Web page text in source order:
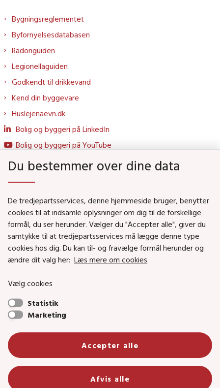
Bygningsreglementet
Byfornyelsesdatabasen
Radonguiden
Legionellaguiden
Godkendt til drikkevand
Kend din byggevare
Huslejenaevn.dk
Bolig og byggeri på LinkedIn
Bolig og byggeri på YouTube
Social- og Boligministeriet
Job i Social- og Boligstyrelsen
Puljer og tilskud
Nyhedsbreve
Social- og Boligstyrelsens nyheder som RSS feed
Social- og Boligstyrelsen • Tlf.: 72 42 37 00 •
sikkermail• EAN-nr.: 5798000354838 • CVR-nr.:
26144698
Primær adresse og reception: Lerchesgade 35, 5, 5000 Odense C •
Bolig- og byggeriområdet: Holmens kanal 22, 1060 København K
Du bestemmer over dine data
De tredjepartsservices, denne hjemmeside bruger, benytter
cookies til at indsamle oplysninger om dig til de forskellige
formål, du ser herunder. Vælger du "Accepter alle", giver du
samtykke til at tredjepartsservices må lægge denne type
cookies hos dig. Du kan til- og fravælge formål herunder og
ændre dit valg her: Læs mere om cookies
Vælg cookies
Statistik
Marketing
Accepter alle
Afvis alle